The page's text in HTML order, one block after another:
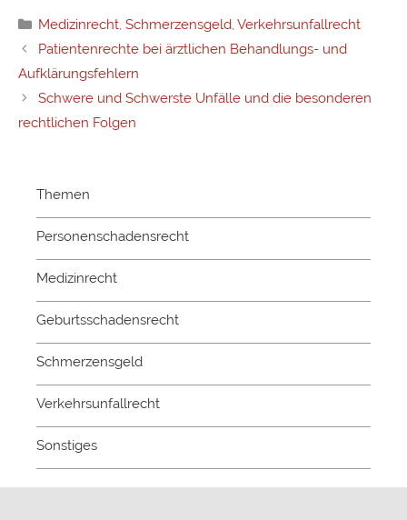
Kategorien
Medizinrecht, Schmerzensgeld,Verkehrsunfallrecht
Patientenrechte bei ärztlichen Behandlungs- und
Aufklärungsfehlern
Schwere und Schwerste Unfälle und die besonderen
rechtlichen Folgen
Themen
Personenschadensrecht
Medizinrecht
Geburtsschadensrecht
Schmerzensgeld
Verkehrsunfallrecht
Sonstiges